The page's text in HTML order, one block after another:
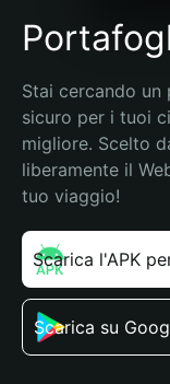
Stai cercando
sicuro per i tuoi
migliore. Scelto
liberamente il
tuo viaggio!
Scarica l'APK
Scarica su